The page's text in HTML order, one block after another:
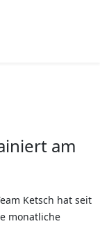
am
Ketsch hat seit
monatliche